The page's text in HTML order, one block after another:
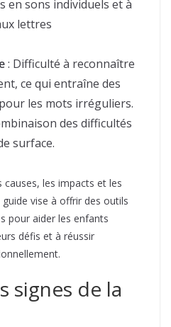
en sons individuels et à
lettres
: Difficulté à reconnaître
ce qui entraîne des
les mots irréguliers.
des difficultés
surface.
causes, les impacts et les
vise à offrir des outils
pour aider les enfants
défis et à réussir
signes de la